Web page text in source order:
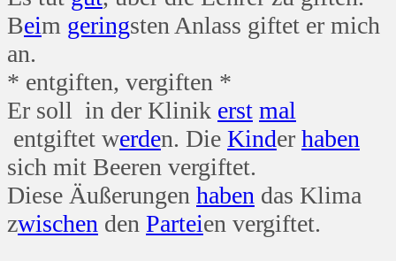
Beim geringsten Anlass giftet er mich
an.
* entgiften, vergiften *
Er soll in der Klinik erst mal
entgiftet werden. Die Kinder haben
sich mit Beeren vergiftet.
Diese Äußerungen haben das Klima
zwischen den Parteien vergiftet.